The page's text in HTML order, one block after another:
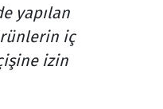
yapılan
iç
izin